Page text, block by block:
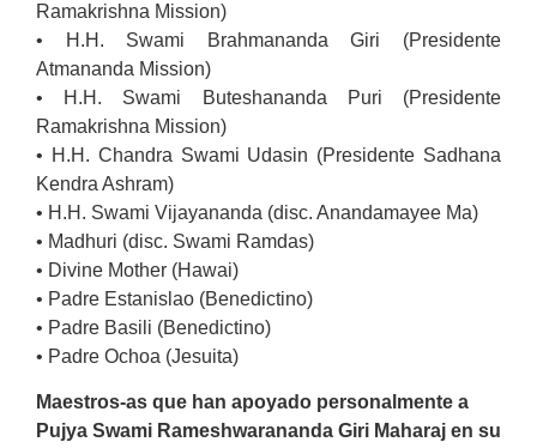
Ramakrishna Mission)
• H.H. Swami Brahmananda Giri (Presidente
Atmananda Mission)
• H.H. Swami Buteshananda Puri (Presidente
Ramakrishna Mission)
• H.H. Chandra Swami Udasin (Presidente Sadhana
Kendra Ashram)
• H.H. Swami Vijayananda (disc. Anandamayee Ma)
• Madhuri (disc. Swami Ramdas)
• Divine Mother (Hawai)
• Padre Estanislao (Benedictino)
• Padre Basili (Benedictino)
• Padre Ochoa (Jesuita)
Maestros-as que han apoyado personalmente a
Pujya Swami Rameshwarananda Giri Maharaj en su